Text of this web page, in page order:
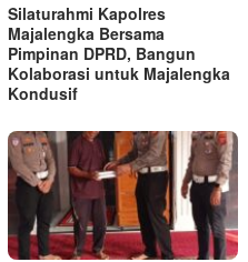
Silaturahmi Kapolres
Majalengka Bersama
Pimpinan DPRD, Bangun
Kolaborasi untuk Majalengka
Kondusif